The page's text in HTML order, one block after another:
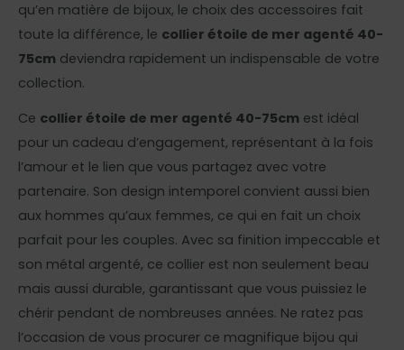
qu’en matière de bijoux, le choix des accessoires fait
toute la différence, le collier étoile de mer agenté 40-
75cm deviendra rapidement un indispensable de votre
collection.
Ce collier étoile de mer agenté 40-75cm est idéal
pour un cadeau d’engagement, représentant à la fois
l’amour et le lien que vous partagez avec votre
partenaire. Son design intemporel convient aussi bien
aux hommes qu’aux femmes, ce qui en fait un choix
parfait pour les couples. Avec sa finition impeccable et
son métal argenté, ce collier est non seulement beau
mais aussi durable, garantissant que vous puissiez le
chérir pendant de nombreuses années. Ne ratez pas
l’occasion de vous procurer ce magnifique bijou qui